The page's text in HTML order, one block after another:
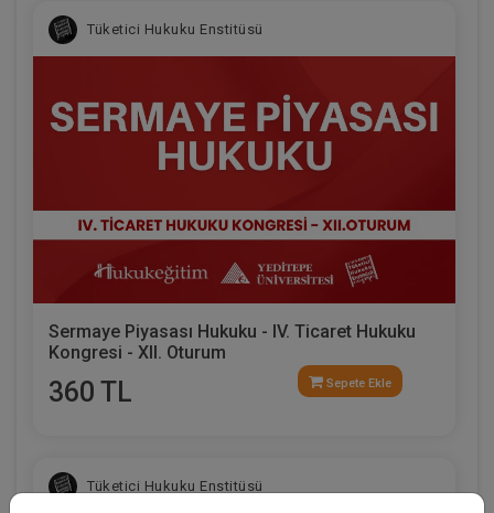
Tüketici Hukuku Enstitüsü
Sermaye Piyasası Hukuku - IV. Ticaret Hukuku
Kongresi - XII. Oturum
360 TL Sepete Ekle
Tüketici Hukuku Enstitüsü